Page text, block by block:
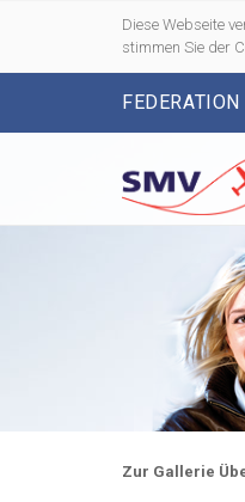
Diese Webseite
stimmen Sie der
Zur Gallerie